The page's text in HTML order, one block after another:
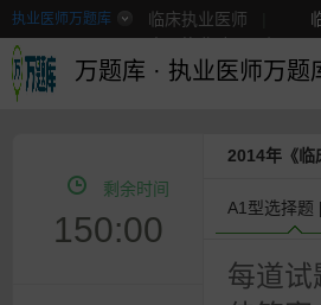
执业医师万题库 临床执业医师
万题库 · 执业医师万题
剩余时间
150:00
2014年《临
A1型选择题
每道